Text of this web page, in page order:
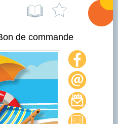
de commande
nous